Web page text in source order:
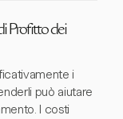
Profitto dei
i
può aiutare
I costi